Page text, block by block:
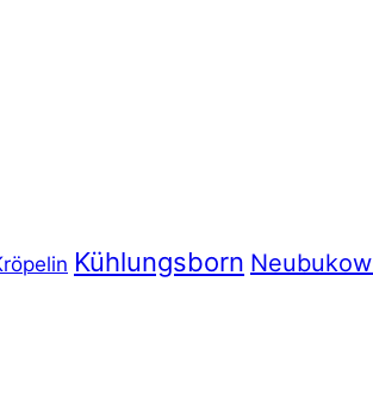
Kühlungsborn Neubukow